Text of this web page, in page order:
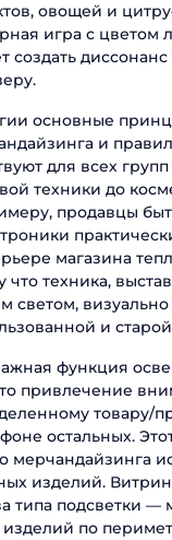
овощей и
игра с цветом
создать диссонанс
основные
и
для всех групп
техники до
продавцы
магазина
техника,
светом,
и
функция
привлечение
товару/
остальных.
мерчандайзинга
изделий.
типа подсветки —
по